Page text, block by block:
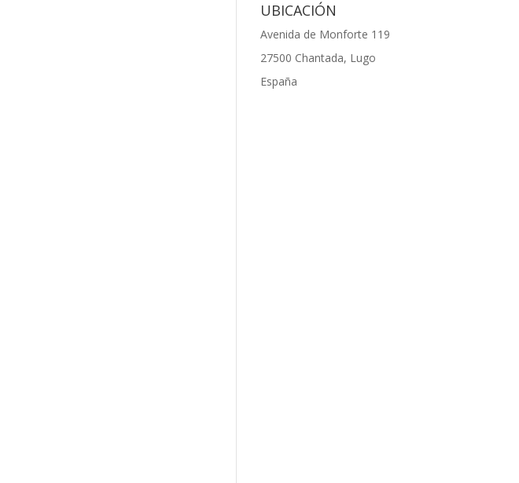
UBICACIÓN
Avenida de Monforte 119
27500 Chantada, Lugo
España